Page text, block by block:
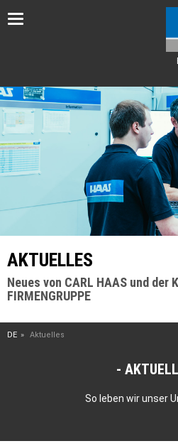
Toggle
AKTUELLES
Neues von CARL HAAS und der
FIRMENGRUPPE
DE Aktuelles
So leben wir unser